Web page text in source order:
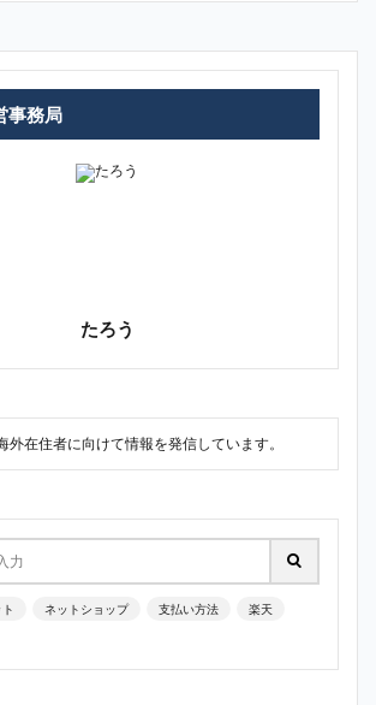
事務局
たろう
在住者に向けて情報を発信しています。
ネットショップ 支払い方法 楽天